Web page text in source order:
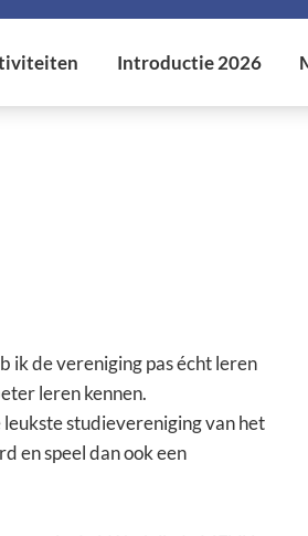
ik de vereniging pas écht leren
leren kennen.
studievereniging van het
en speel dan ook een